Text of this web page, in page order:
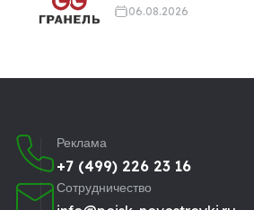
06.08.2026
Реклама
+7 (499) 226 23 16
Сотрудничество